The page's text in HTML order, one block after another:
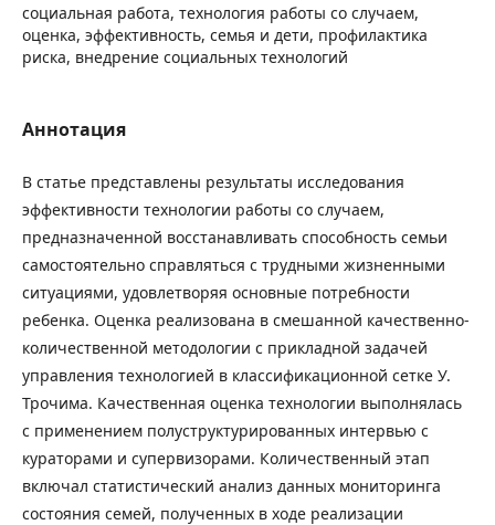
социальная работа, технология работы со случаем,
оценка, эффективность, семья и дети, профилактика
риска, внедрение социальных технологий
Аннотация
В статье представлены результаты исследования
эффективности технологии работы со случаем,
предназначенной восстанавливать способность семьи
самостоятельно справляться с трудными жизненными
ситуациями, удовлетворяя основные потребности
ребенка. Оценка реализована в смешанной качественно-
количественной методологии с прикладной задачей
управления технологией в классификационной сетке У.
Трочима. Качественная оценка технологии выполнялась
с применением полуструктурированных интервью с
кураторами и супервизорами. Количественный этап
включал статистический анализ данных мониторинга
состояния семей, полученных в ходе реализации